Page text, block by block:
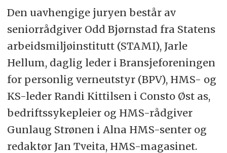
Den uavhengige juryen består av
seniorrådgiver Odd Bjørnstad fra Statens
arbeidsmiljøinstitutt (STAMI), Jarle
Hellum, daglig leder i Bransjeforeningen
for personlig verneutstyr (BPV), HMS- og
KS-leder Randi Kittilsen i Consto Øst as,
bedriftssykepleier og HMS-rådgiver
Gunlaug Strønen i Alna HMS-senter og
redaktør Jan Tveita, HMS-magasinet.